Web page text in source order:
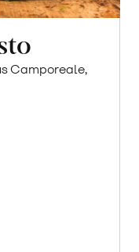
Camporeale,